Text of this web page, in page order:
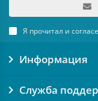
Я прочитал и
Информация
Служба